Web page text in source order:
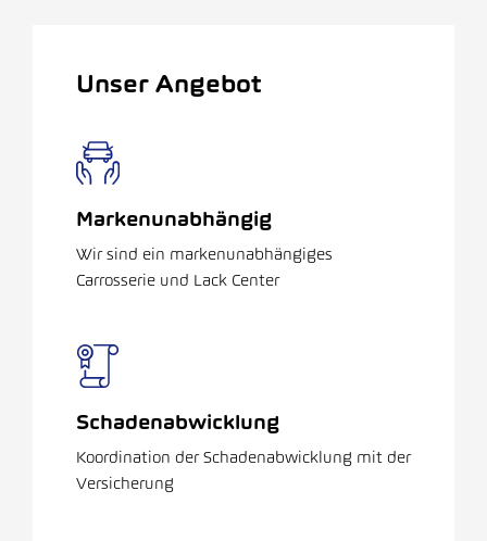
Unser Angebot
Markenunabhängig
Wir sind ein markenunabhängiges
Carrosserie und Lack Center
Schadenabwicklung
Koordination der Schadenabwicklung mit der
Versicherung